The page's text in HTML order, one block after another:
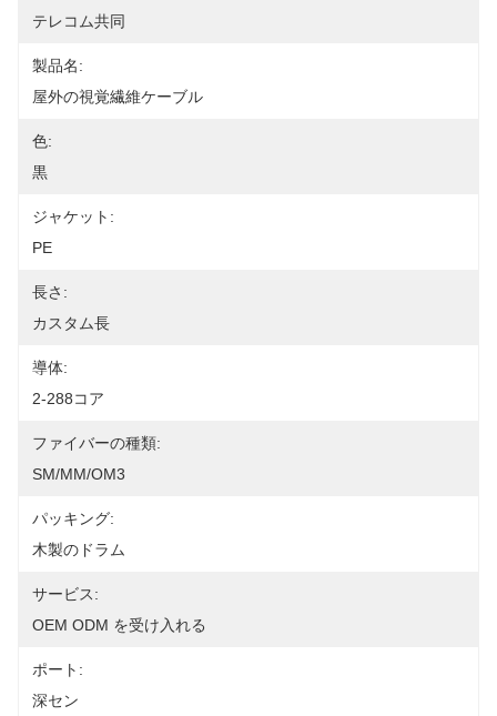
テレコム共同
製品名:
屋外の視覚繊維ケーブル
色:
黒
ジャケット:
PE
長さ:
カスタム長
導体:
2-288コア
ファイバーの種類:
SM/MM/OM3
パッキング:
木製のドラム
サービス:
OEM ODM を受け入れる
ポート:
深セン